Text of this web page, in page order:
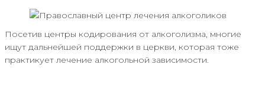
Посетив центры кодирования от алкоголизма, многие
ищут дальнейшей поддержки в церкви, которая тоже
практикует лечение алкогольной зависимости.